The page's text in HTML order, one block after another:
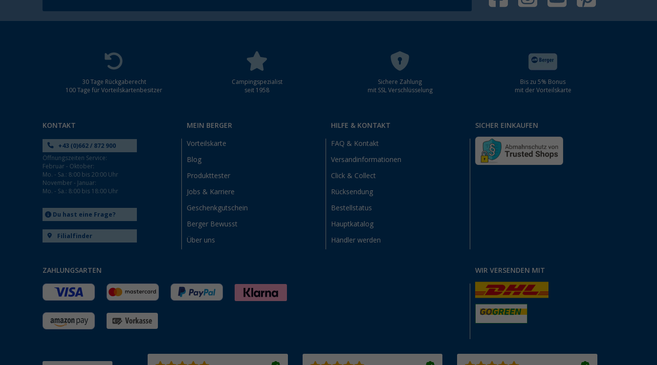
30 Tage Rückgaberecht
100 Tage für Vorteilskartenbesitzer
Campingspezialist
seit 1958
Sichere Zahlung
mit SSL Verschlüsselung
Bis zu 5% Bonus
mit der Vorteilskarte
KONTAKT
+43 (0)662 / 872 900
Öffnungszeiten Service:
Februar - Oktober:
Mo. - Sa.: 8:00 bis 20:00 Uhr
November - Januar:
Mo. - Sa.: 8:00 bis 18:00 Uhr
Du hast eine Frage?
Filialfinder
MEIN BERGER
Vorteilskarte
Blog
Produkttester
Jobs & Karriere
Geschenkgutschein
Berger Bewusst
Über uns
HILFE & KONTAKT
FAQ & Kontakt
Versandinformationen
Click & Collect
Rücksendung
Bestellstatus
Hauptkatalog
Händler werden
SICHER EINKAUFEN
ZAHLUNGSARTEN WIR VERSENDEN MIT